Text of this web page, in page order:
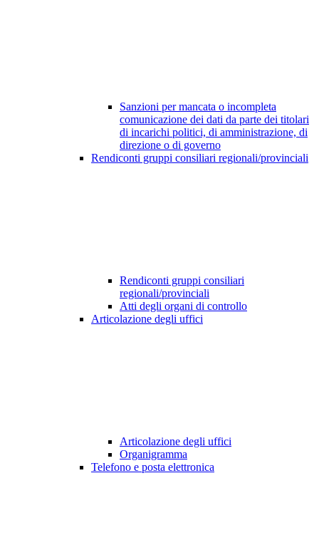
Sanzioni per mancata o incompleta
comunicazione dei dati da parte dei titolari
di incarichi politici, di amministrazione, di
direzione o di governo
Rendiconti gruppi consiliari regionali/provinciali
Rendiconti gruppi consiliari
regionali/provinciali
Atti degli organi di controllo
Articolazione degli uffici
Articolazione degli uffici
Organigramma
Telefono e posta elettronica